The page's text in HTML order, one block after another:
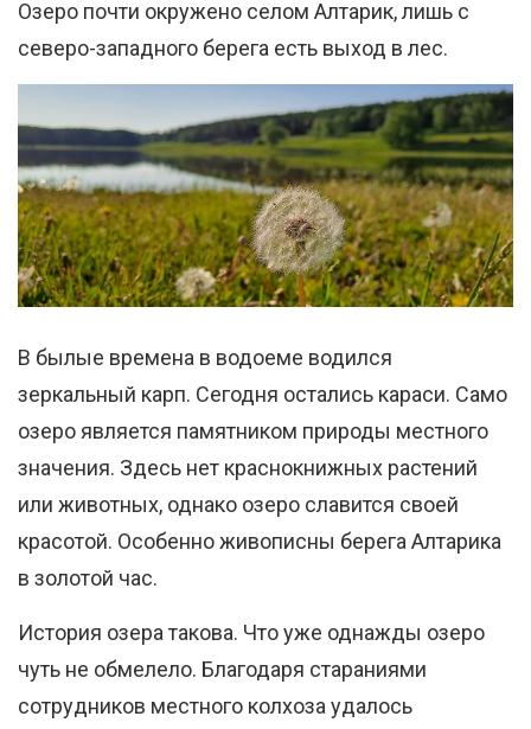
Озеро почти окружено селом Алтарик, лишь с
северо-западного берега есть выход в лес.
В былые времена в водоеме водился
зеркальный карп. Сегодня остались караси. Само
озеро является памятником природы местного
значения. Здесь нет краснокнижных растений
или животных, однако озеро славится своей
красотой. Особенно живописны берега Алтарика
в золотой час.
История озера такова. Что уже однажды озеро
чуть не обмелело. Благодаря стараниями
сотрудников местного колхоза удалось